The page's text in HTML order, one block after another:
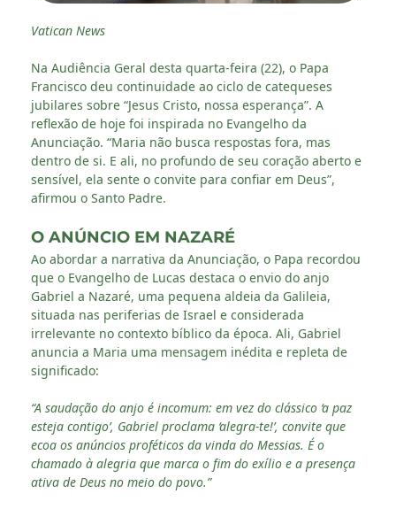
Vatican News
Na Audiência Geral desta quarta-feira (22), o Papa
Francisco deu continuidade ao ciclo de catequeses
jubilares sobre “Jesus Cristo, nossa esperança”. A
reflexão de hoje foi inspirada no Evangelho da
Anunciação. “Maria não busca respostas fora, mas
dentro de si. E ali, no profundo de seu coração aberto e
sensível, ela sente o convite para confiar em Deus”,
afirmou o Santo Padre.
O ANÚNCIO EM NAZARÉ
Ao abordar a narrativa da Anunciação, o Papa recordou
que o Evangelho de Lucas destaca o envio do anjo
Gabriel a Nazaré, uma pequena aldeia da Galileia,
situada nas periferias de Israel e considerada
irrelevante no contexto bíblico da época. Ali, Gabriel
anuncia a Maria uma mensagem inédita e repleta de
significado:
“A saudação do anjo é incomum: em vez do clássico ‘a paz
esteja contigo’, Gabriel proclama ‘alegra-te!’, convite que
ecoa os anúncios proféticos da vinda do Messias. É o
chamado à alegria que marca o fim do exílio e a presença
ativa de Deus no meio do povo.”